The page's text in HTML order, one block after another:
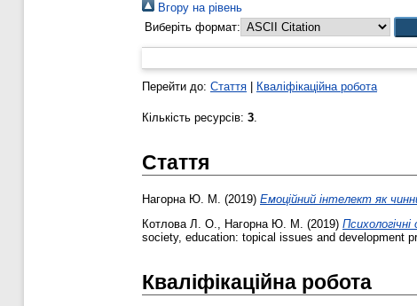
Вгору на рівень
Виберіть формат:
Перейти до: Стаття Кваліфікаційна робота
Кількість ресурсів: 3.
Стаття
Нагорна Ю. М. (2019) Емоційний інтелект як
Котлова Л. О., Нагорна Ю. М. (2019)
society, education: topical issues and development
Кваліфікаційна робота